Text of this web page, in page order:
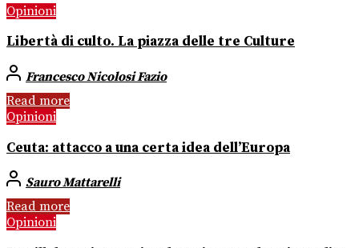
Opinioni
Libertà di culto. La piazza delle tre Culture
Francesco Nicolosi Fazio
Read more
Opinioni
Ceuta: attacco a una certa idea dell’Europa
Sauro Mattarelli
Read more
Opinioni